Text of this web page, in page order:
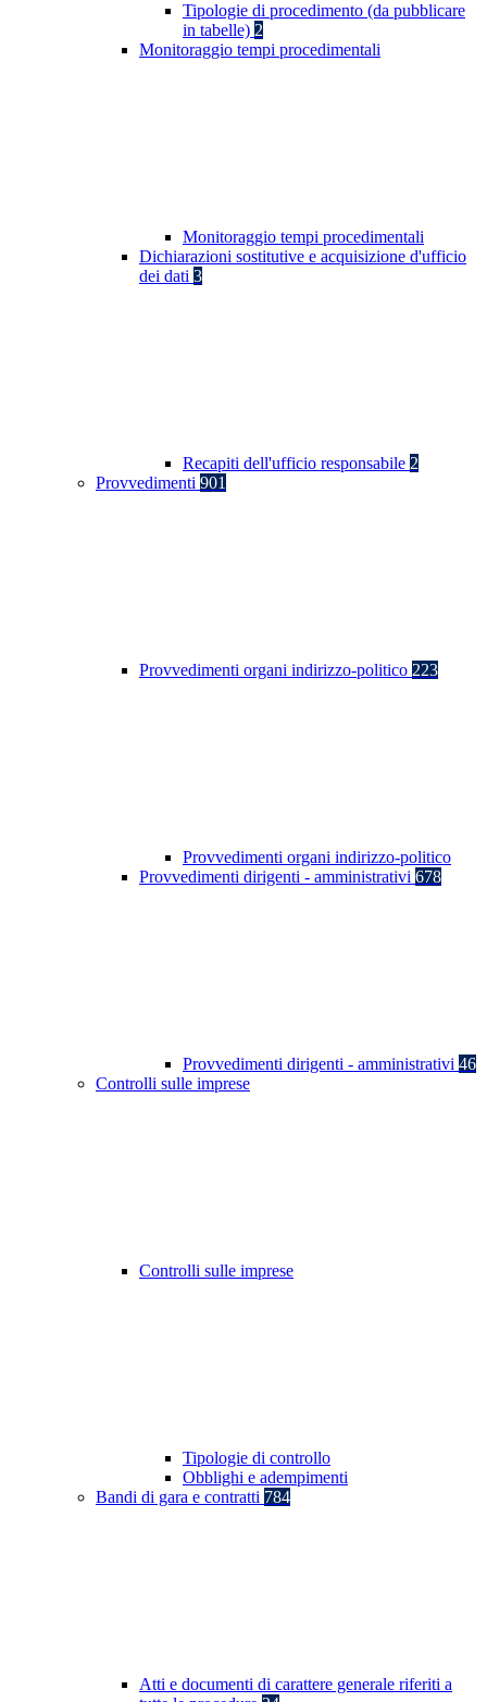
Tipologie di procedimento (da pubblicare
in tabelle) 2
Monitoraggio tempi procedimentali
Monitoraggio tempi procedimentali
Dichiarazioni sostitutive e acquisizione d'ufficio
dei dati 3
Recapiti dell'ufficio responsabile 2
Provvedimenti 901
Provvedimenti organi indirizzo-politico 223
Provvedimenti organi indirizzo-politico
Provvedimenti dirigenti - amministrativi 678
Provvedimenti dirigenti - amministrativi 46
Controlli sulle imprese
Controlli sulle imprese
Tipologie di controllo
Obblighi e adempimenti
Bandi di gara e contratti 784
Atti e documenti di carattere generale riferiti a